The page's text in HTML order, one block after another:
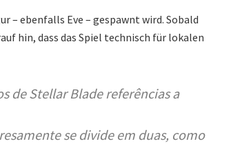
– ebenfalls Eve – gespawnt wird. Sobald
hin, dass das Spiel technisch für lokalen
de Stellar Blade referências a
se divide em duas, como